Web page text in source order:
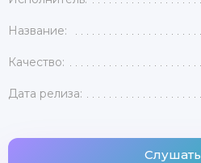
Название:
Качество:
Дата релиза:
Слушать